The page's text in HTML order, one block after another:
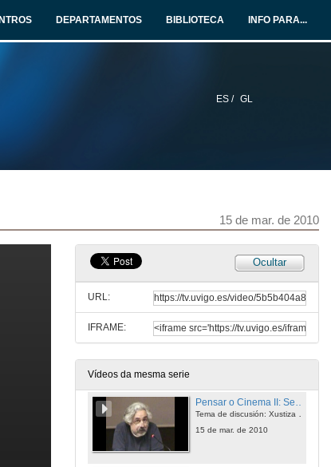
DEPARTAMENTOS BIBLIOTECA INFO PARA...
ES / GL
15 de mar. de 2010
Ocultar
URL:
IFRAME:
Vídeos da mesma serie
Pensar o Cinema II: Sen perdón
Tema de discusión: Xustiza e vinganza.
15 de mar. de 2010